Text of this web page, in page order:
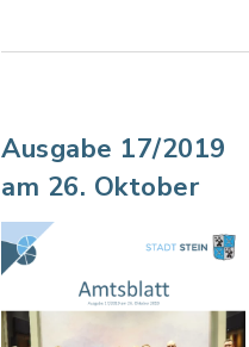
Ausgabe 17/2019
am 26. Oktober